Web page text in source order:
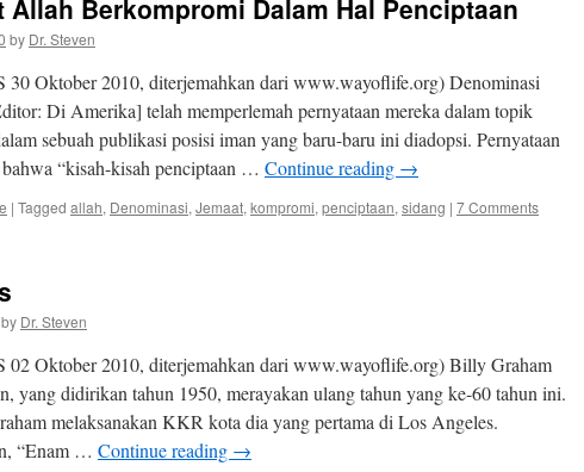
Allah Berkompromi Dalam Hal Penciptaan
by Dr. Steven
Oktober 2010, diterjemahkan dari www.wayoflife.org) Denominasi
Di Amerika] telah memperlemah pernyataan mereka dalam topik
sebuah publikasi posisi iman yang baru-baru ini diadopsi. Pernyataan
“kisah-kisah penciptaan … Continue reading →
| Tagged allah, Denominasi, Jemaat, kompromi, penciptaan, sidang | 7 Comments
by Dr. Steven
02 Oktober 2010, diterjemahkan dari www.wayoflife.org) Billy Graham
yang didirikan tahun 1950, merayakan ulang tahun yang ke-60 tahun ini.
melaksanakan KKR kota dia yang pertama di Los Angeles.
“Enam … Continue reading →